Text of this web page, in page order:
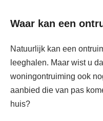
Waar kan een
Natuurlijk kan een
leeghalen. Maar wist u
woningontruiming ook
aanbied die van pas
huis?